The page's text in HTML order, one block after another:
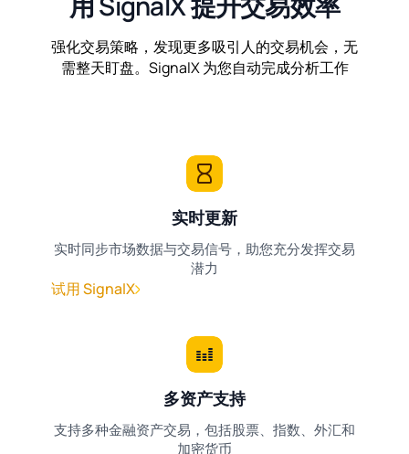
强化交易策略，发现更多吸引人的交易机会，无
需整天盯盘。SignalX 为您自动完成分析工作
实时更新
实时同步市场数据与交易信号，助您充分发挥交易
潜力
试用 SignalX
多资产支持
支持多种金融资产交易，包括股票、指数、外汇和
加密货币